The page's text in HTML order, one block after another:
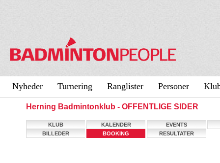
Nyheder Turnering Ranglister Personer
Herning Badmintonklub - OFFENTLIGE SIDER
KLUB KALENDER
EVENTS
BILLEDER
BOOKING RESULTATER